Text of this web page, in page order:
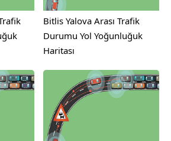
Bitlis Yalova Arası Trafik
Durumu Yol Yoğunluğuk
Haritası